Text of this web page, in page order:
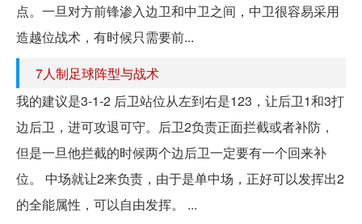
点。一旦对方前锋渗入边卫和中卫之间，中卫很容易采用
造越位战术，有时候只需要前...
7人制足球阵型与战术
我的建议是3-1-2 后卫站位从左到右是123，让后卫1和3打
边后卫，进可攻退可守。后卫2负责正面拦截或者补防，
但是一旦他拦截的时候两个边后卫一定要有一个回来补
位。 中场就让2来负责，由于是单中场，正好可以发挥出2
的全能属性，可以自由发挥。 ...